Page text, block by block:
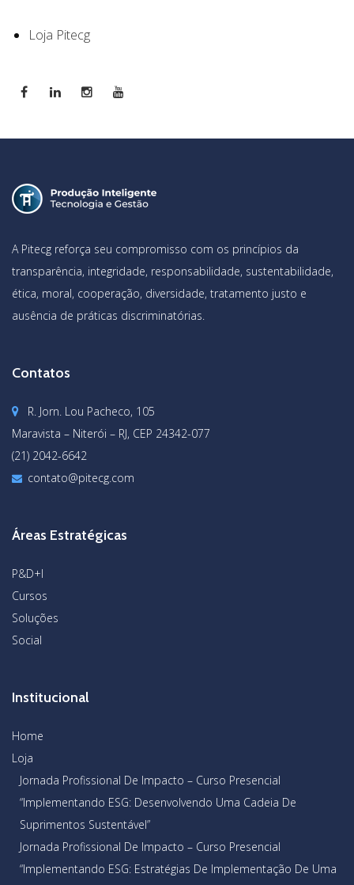
Loja Pitecg
A Pitecg reforça seu compromisso com os princípios da
transparência, integridade, responsabilidade, sustentabilidade,
ética, moral, cooperação, diversidade, tratamento justo e
ausência de práticas discriminatórias.
Contatos
R. Jorn. Lou Pacheco, 105
Maravista – Niterói – RJ, CEP 24342-077
(21) 2042-6642
contato@pitecg.com
Áreas Estratégicas
P&D+I
Cursos
Soluções
Social
Institucional
Home
Loja
Jornada Profissional De Impacto – Curso Presencial
“Implementando ESG: Desenvolvendo Uma Cadeia De
Suprimentos Sustentável”
Jornada Profissional De Impacto – Curso Presencial
“Implementando ESG: Estratégias De Implementação De Uma